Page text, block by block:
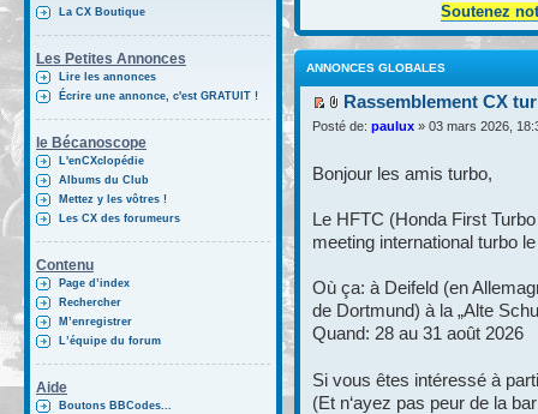
La CX Boutique
Les Petites Annonces
Lire les annonces
Écrire une annonce, c'est GRATUIT !
le Bécanoscope
L'enCXclopédie
Albums du Club
Mettez y les vôtres !
Les CX des forumeurs
Contenu
Page d’index
Rechercher
M’enregistrer
L’équipe du forum
Aide
Boutons BBCodes...
Soutenez
ANNONCES GLOBALES
Rassemblement CX
Posté de: paulux » 03 mars 2026,
Bonjour les amis turbo,
Le HFTC (Honda First
meeting international turbo
Où ça: à Deifeld (en
de Dortmund) à la „Alte
Quand: 28 au 31 août 2026
Si vous êtes intéressé à
(Et n‘ayez pas peur de la